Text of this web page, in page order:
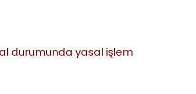
durumunda yasal işlem